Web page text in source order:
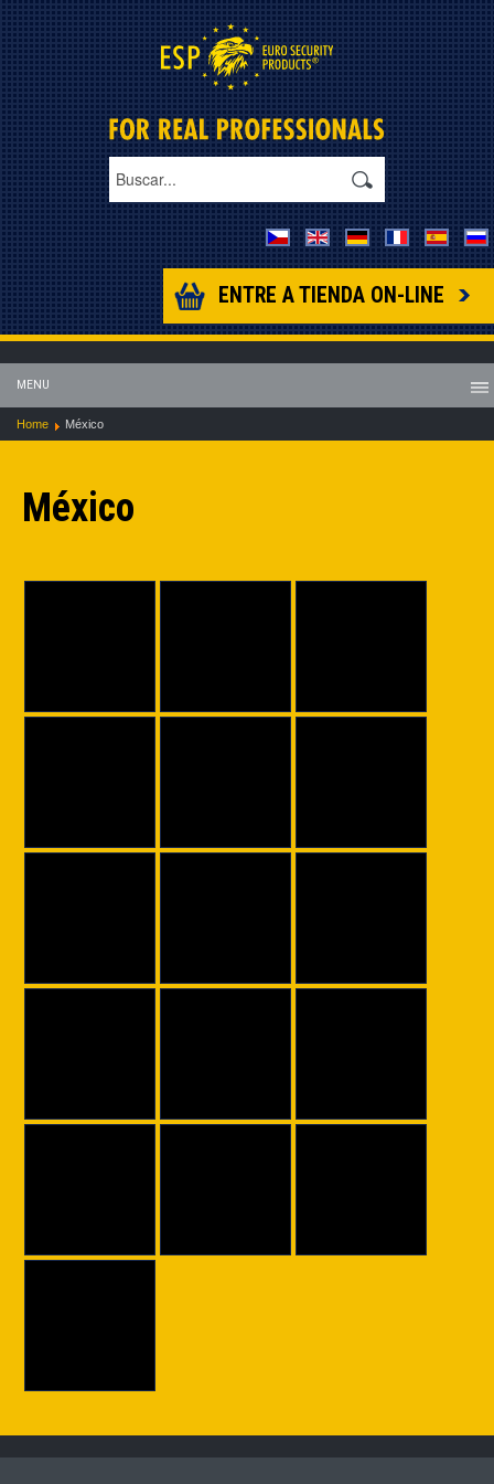
ENTRE A TIENDA ON-LINE
MENU
Home México
México